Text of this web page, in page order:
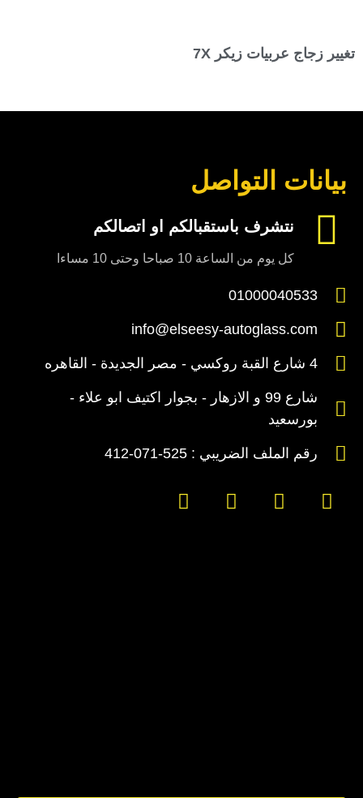
تغيير زجاج عربيات زيكر 7X
بيانات التواصل
نتشرف باستقبالكم او اتصالكم
كل يوم من الساعة 10 صباحا وحتى 10 مساءا
01000040533
info@elseesy-autoglass.com
4 شارع القبة روكسي - مصر الجديدة - القاهره
شارع 99 و الازهار - بجوار اكتيف ابو علاء -
بورسعيد
رقم الملف الضريبي : 525-071-412